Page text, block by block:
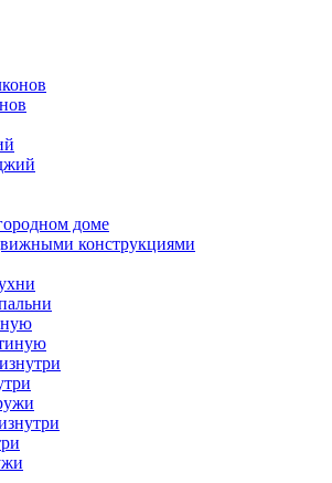
доме
конструкциями